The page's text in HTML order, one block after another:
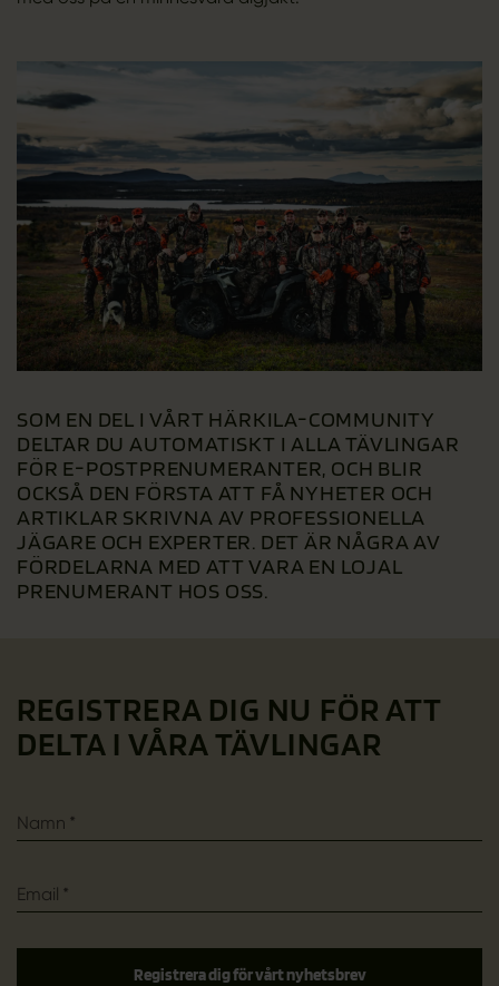
SOM EN DEL I VÅRT HÄRKILA-COMMUNITY
DELTAR DU AUTOMATISKT I ALLA TÄVLINGAR
FÖR E-POSTPRENUMERANTER, OCH BLIR
OCKSÅ DEN FÖRSTA ATT FÅ NYHETER OCH
ARTIKLAR SKRIVNA AV PROFESSIONELLA
JÄGARE OCH EXPERTER. DET ÄR NÅGRA AV
FÖRDELARNA MED ATT VARA EN LOJAL
PRENUMERANT HOS OSS.
REGISTRERA DIG NU FÖR ATT
DELTA I VÅRA TÄVLINGAR
Namn *
Email *
Registrera dig för vårt nyhetsbrev